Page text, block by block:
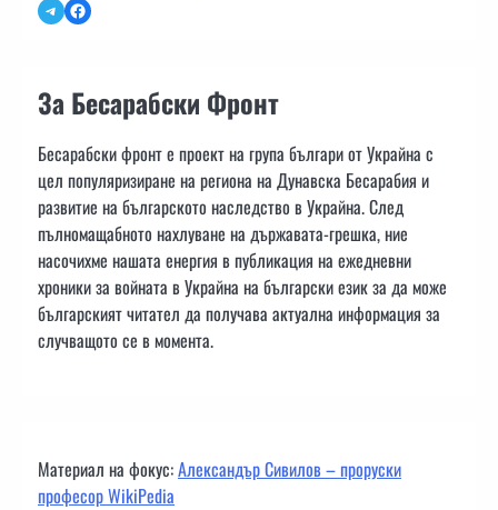
TelegramFacebook
За Бесарабски Фронт
Бесарабски фронт е проект на група българи от Украйна с
цел популяризиране на региона на Дунавска Бесарабия и
развитие на българското наследство в Украйна. След
пълномащабното нахлуване на държавата-грешка, ние
насочихме нашата енергия в публикация на ежедневни
хроники за войната в Украйна на български език за да може
българският читател да получава актуална информация за
случващото се в момента.
Материал на фокус:Александър Сивилов – проруски
професор WikiPedia